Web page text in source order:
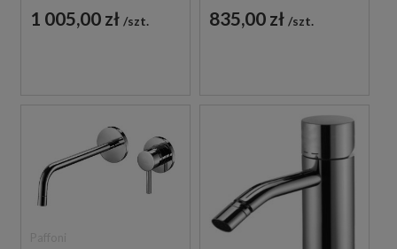
CHROM
1 005,00 zł szt.
CHROM
835,00 zł szt.